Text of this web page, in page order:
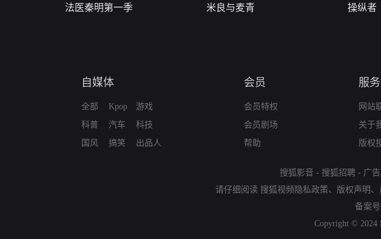
法医秦明第一季 米良与麦青 操纵者
自媒体
全部
科普
国风
Kpop
汽车
搞笑
游戏
科技
出品人
会员
会员特权
会员剧场
帮助
服务
网站
关于
版权
搜狐影音 - 搜狐招聘 - 广
请仔细阅读 搜狐视频隐私政策、 版权声明 、
备案号
Copyright © 2024